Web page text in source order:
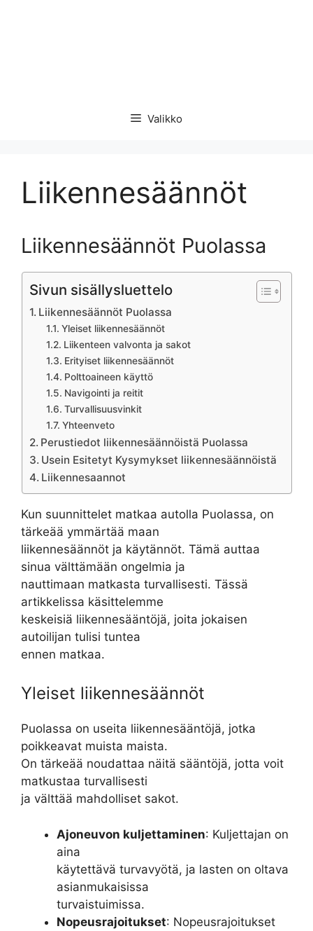
Valikko
Liikennesäännöt
Liikennesäännöt Puolassa
Sivun sisällysluettelo
Liikennesäännöt Puolassa
Yleiset liikennesäännöt
Liikenteen valvonta ja sakot
Erityiset liikennesäännöt
Polttoaineen käyttö
Navigointi ja reitit
Turvallisuusvinkit
Yhteenveto
Perustiedot liikennesäännöistä Puolassa
Usein Esitetyt Kysymykset liikennesäännöistä
Liikennesaannot
Kun suunnittelet matkaa autolla Puolassa, on
tärkeää ymmärtää maan
liikennesäännöt ja käytännöt. Tämä auttaa
sinua välttämään ongelmia ja
nauttimaan matkasta turvallisesti. Tässä
artikkelissa käsittelemme
keskeisiä liikennesääntöjä, joita jokaisen
autoilijan tulisi tuntea
ennen matkaa.
Yleiset liikennesäännöt
Puolassa on useita liikennesääntöjä, jotka
poikkeavat muista maista.
On tärkeää noudattaa näitä sääntöjä, jotta voit
matkustaa turvallisesti
ja välttää mahdolliset sakot.
Ajoneuvon kuljettaminen: Kuljettajan on
aina
käytettävä turvavyötä, ja lasten on oltava
asianmukaisissa
turvaistuimissa.
Nopeusrajoitukset: Nopeusrajoitukset